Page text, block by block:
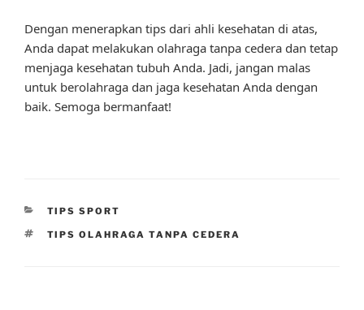
Dengan menerapkan tips dari ahli kesehatan di atas,
Anda dapat melakukan olahraga tanpa cedera dan tetap
menjaga kesehatan tubuh Anda. Jadi, jangan malas
untuk berolahraga dan jaga kesehatan Anda dengan
baik. Semoga bermanfaat!
CATEGORIES
TIPS SPORT
TAGS
TIPS OLAHRAGA TANPA CEDERA